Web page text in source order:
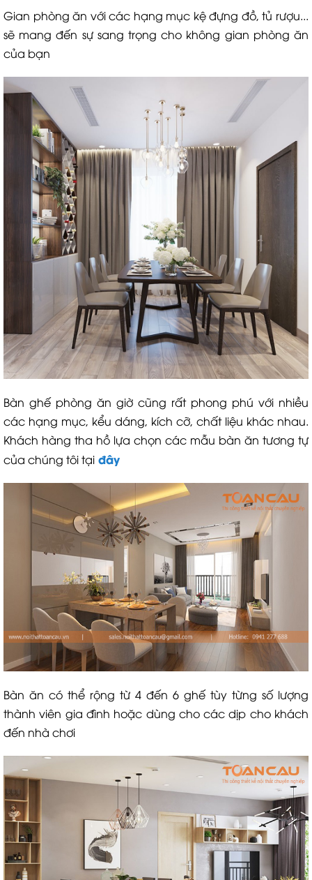
Gian phòng ăn với các hạng mục kệ đựng đồ, tủ rượu...
sẽ mang đến sự sang trọng cho không gian phòng ăn
của bạn
Bàn ghế phòng ăn giờ cũng rất phong phú với nhiều
các hạng mục, kểu dáng, kích cỡ, chất liệu khác nhau.
Khách hàng tha hồ lựa chọn các mẫu bàn ăn tương tự
của chúng tôi tại đây
Bàn ăn có thể rộng từ 4 đến 6 ghế tùy từng số lượng
thành viên gia đình hoặc dùng cho các dịp cho khách
đến nhà chơi